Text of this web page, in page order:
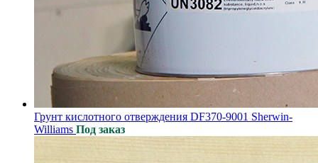
Грунт кислотного отверждения DF370-9001 Sherwin-
Williams Под заказ